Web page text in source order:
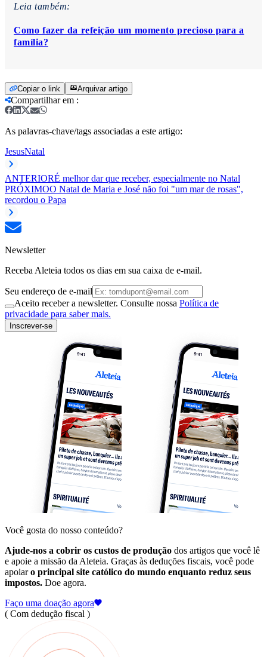
Leia também:
Como fazer da refeição um momento precioso para a
família?
Copiar o link Arquivar artigo
Compartilhar em :
As palavras-chave/tags associadas a este artigo:
JesusNatal
ANTERIORÉ melhor dar que receber, especialmente no Natal
PRÓXIMOO Natal de Maria e José não foi "um mar de rosas",
recordou o Papa
Newsletter
Receba Aleteia todos os dias em sua caixa de e-mail.
Seu endereço de e-mail
Aceito receber a newsletter. Consulte nossa Política de
privacidade para saber mais.
Inscrever-se
Você gosta do nosso conteúdo?
Ajude-nos a cobrir os custos de produção dos artigos que você lê
e apoie a missão da Aleteia. Graças às deduções fiscais, você pode
apoiaro principal site católico do mundo enquanto reduz seus
impostos. Doe agora.
Faço uma doação agora
( Com dedução fiscal )